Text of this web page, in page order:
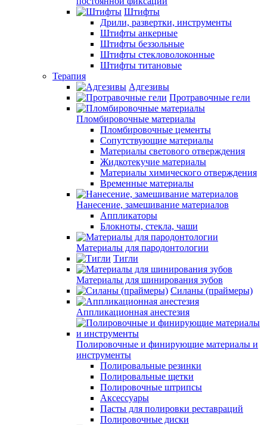
Штифты
Дрили, развертки, инструменты
Штифты анкерные
Штифты беззольные
Штифты стекловолоконные
Штифты титановые
Терапия
Адгезивы
Протравочные гели
Пломбировочные материалы
Пломбировочные цементы
Сопутствующие материалы
Материалы светового отверждения
Жидкотекучие материалы
Материалы химического отверждения
Временные материалы
Нанесение, замешивание материалов
Аппликаторы
Блокноты, стекла, чаши
Материалы для пародонтологии
Тигли
Материалы для шинирования зубов
Силаны (праймеры)
Аппликационная анестезия
Полировочные и финирующие материалы и
инструменты
Полировальные резинки
Полировальные щетки
Полировочные штрипсы
Аксессуары
Пасты для полировки реставраций
Полировочные диски